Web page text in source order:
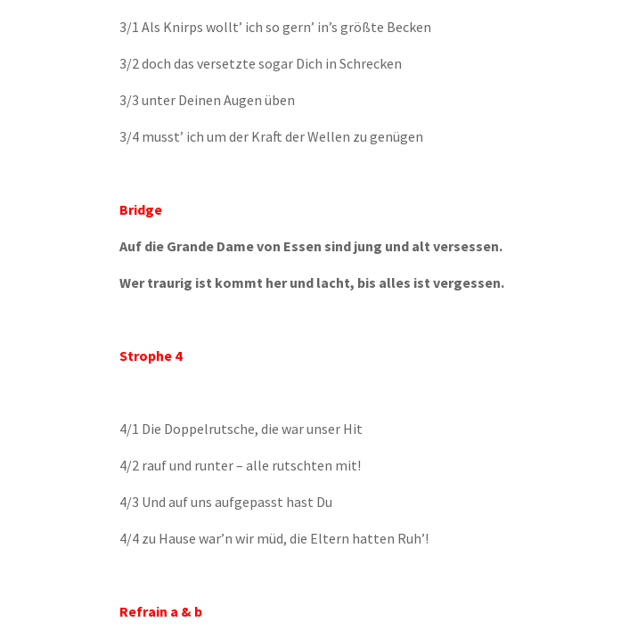
3/1 Als Knirps wollt’ ich so gern’ in’s größte Becken
3/2 doch das versetzte sogar Dich in Schrecken
3/3 unter Deinen Augen üben
3/4 musst’ ich um der Kraft der Wellen zu genügen
Bridge
Auf die Grande Dame von Essen sind jung und alt versessen.
Wer traurig ist kommt her und lacht, bis alles ist vergessen.
Strophe 4
4/1 Die Doppelrutsche, die war unser Hit
4/2 rauf und runter – alle rutschten mit!
4/3 Und auf uns aufgepasst hast Du
4/4 zu Hause war’n wir müd, die Eltern hatten Ruh’!
Refrain a & b